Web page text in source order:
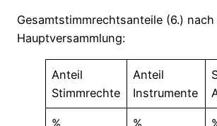
Gesamtstimmrechtsanteile (6.) nach
Hauptversammlung:
Anteil
Stimmrechte
Anteil
Instrumente
% %